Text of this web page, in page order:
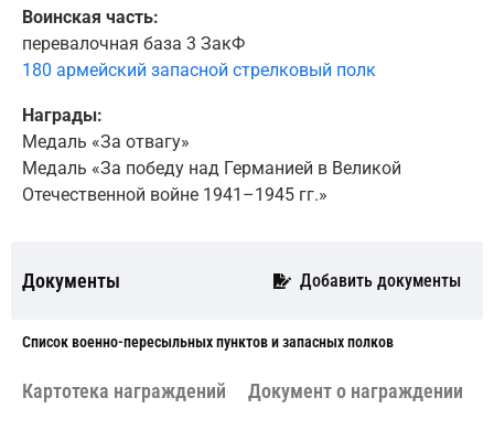
Воинская часть:
перевалочная база 3 ЗакФ
180 армейский запасной стрелковый полк
Награды:
Медаль «За отвагу»
Медаль «За победу над Германией в Великой
Отечественной войне 1941–1945 гг.»
Документы Добавить документы
Cписок военно-пересыльных пунктов и запасных полков
Картотека награждений Документ о награждении